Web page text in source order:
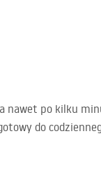
nawet po kilku
do